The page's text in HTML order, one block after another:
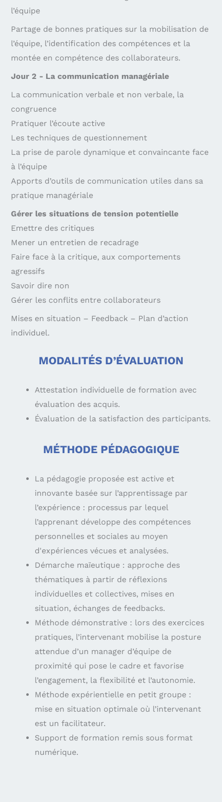
l’équipe
Partage de bonnes pratiques sur la mobilisation de
l’équipe, l’identification des compétences et la
montée en compétence des collaborateurs.
Jour 2 - La communication managériale
La communication verbale et non verbale, la
congruence
Pratiquer l’écoute active
Les techniques de questionnement
La prise de parole dynamique et convaincante face
à l’équipe
Apports d’outils de communication utiles dans sa
pratique managériale
Gérer les situations de tension potentielle
Emettre des critiques
Mener un entretien de recadrage
Faire face à la critique, aux comportements
agressifs
Savoir dire non
Gérer les conflits entre collaborateurs
Mises en situation – Feedback – Plan d’action
individuel.
MODALITÉS D’ÉVALUATION
Attestation individuelle de formation avec
évaluation des acquis.
Évaluation de la satisfaction des participants.
MÉTHODE PÉDAGOGIQUE
La pédagogie proposée est active et
innovante basée sur l’apprentissage par
l’expérience : processus par lequel
l’apprenant développe des compétences
personnelles et sociales au moyen
d'expériences vécues et analysées.
Démarche maïeutique : approche des
thématiques à partir de réflexions
individuelles et collectives, mises en
situation, échanges de feedbacks.
Méthode démonstrative : lors des exercices
pratiques, l’intervenant mobilise la posture
attendue d’un manager d’équipe de
proximité qui pose le cadre et favorise
l’engagement, la flexibilité et l’autonomie.
Méthode expérientielle en petit groupe :
mise en situation optimale où l’intervenant
est un facilitateur.
Support de formation remis sous format
numérique.